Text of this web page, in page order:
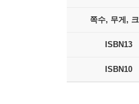
쪽수, 무게, 크
ISBN13
ISBN10